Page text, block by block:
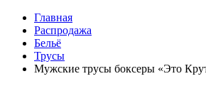
Главная
Распродажа
Бельё
Трусы
Мужские трусы боксеры «Это